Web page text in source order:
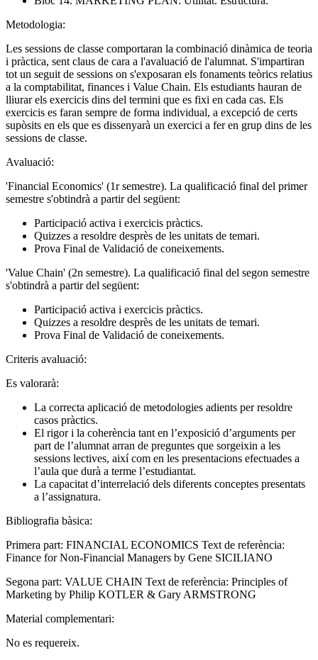
Metodologia:
Les sessions de classe comportaran la combinació dinàmica de teoria
i pràctica, sent claus de cara a l'avaluació de l'alumnat. S'impartiran
tot un seguit de sessions on s'exposaran els fonaments teòrics relatius
a la comptabilitat, finances i Value Chain. Els estudiants hauran de
lliurar els exercicis dins del termini que es fixi en cada cas. Els
exercicis es faran sempre de forma individual, a excepció de certs
supòsits en els que es dissenyarà un exercici a fer en grup dins de les
sessions de classe.
Avaluació:
'Financial Economics' (1r semestre). La qualificació final del primer
semestre s'obtindrà a partir del següent:
Participació activa i exercicis pràctics.
Quizzes a resoldre desprès de les unitats de temari.
Prova Final de Validació de coneixements.
'Value Chain' (2n semestre). La qualificació final del segon semestre
s'obtindrà a partir del següent:
Participació activa i exercicis pràctics.
Quizzes a resoldre desprès de les unitats de temari.
Prova Final de Validació de coneixements.
Criteris avaluació:
Es valorarà:
La correcta aplicació de metodologies adients per resoldre
casos pràctics.
El rigor i la coherència tant en l’exposició d’arguments per
part de l’alumnat arran de preguntes que sorgeixin a les
sessions lectives, així com en les presentacions efectuades a
l’aula que durà a terme l’estudiantat.
La capacitat d’interrelació dels diferents conceptes presentats
a l’assignatura.
Bibliografia bàsica:
Primera part: FINANCIAL ECONOMICS Text de referència:
Finance for Non-Financial Managers by Gene SICILIANO
Segona part: VALUE CHAIN Text de referència: Principles of
Marketing by Philip KOTLER & Gary ARMSTRONG
Material complementari:
No es requereix.